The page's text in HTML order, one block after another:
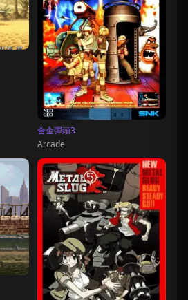
合金彈頭3
Arcade